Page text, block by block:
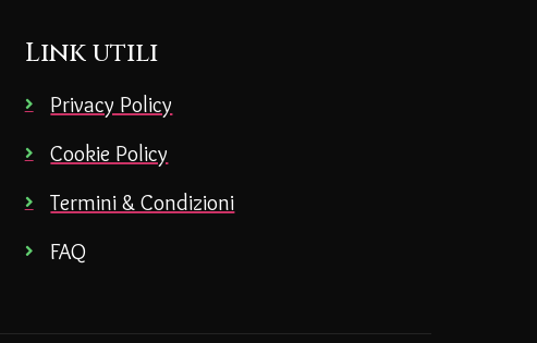
Link utili
Privacy Policy
Cookie Policy
Termini & Condizioni
FAQ